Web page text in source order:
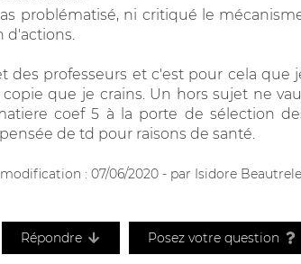
problématisé, ni critiqué le
d'actions.
des professeurs et c'est pour cela que
que je crains. Un hors sujet ne
coef 5 à la porte de sélection
de td pour raisons de santé.
: 07/06/2020 - par Isidore
Répondre Posez votre question